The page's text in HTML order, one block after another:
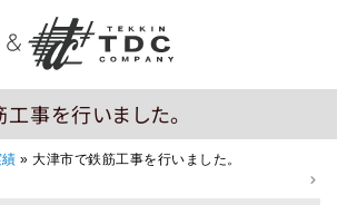
事を行いました。
» 大津市で鉄筋工事を行いました。